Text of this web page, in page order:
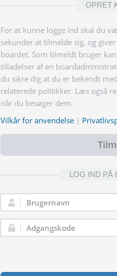
OPRET
For at kunne logge ind skal du
sekunder at tilmelde sig, og
boardet. Som tilmeldt bruger
tilladelser af en
du sikre dig at du er bekendt
relaterede politikker. Læs også
når du besøger dem.
Vilkår for anvendelse |
LOG IND PÅ
Brugernavn:
Adgangskode: